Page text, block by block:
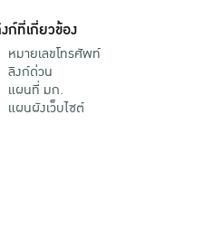
ก์ที่เกี่ยวข้อง
หมายเลขโทรศัพท์
ลิงก์ด่วน
แผนที่ มก.
แผนผังเว็บไซต์